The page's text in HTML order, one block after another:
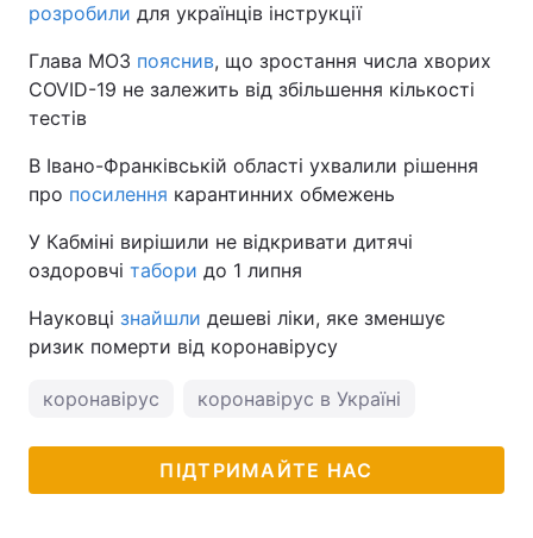
розробили для українців інструкції
Глава МОЗ пояснив, що зростання числа хворих
COVID-19 не залежить від збільшення кількості
тестів
В Івано-Франківській області ухвалили рішення
про посилення карантинних обмежень
У Кабміні вирішили не відкривати дитячі
оздоровчі табори до 1 липня
Науковці знайшли дешеві ліки, яке зменшує
ризик померти від коронавірусу
коронавірус коронавірус в Україні
ПІДТРИМАЙТЕ НАС